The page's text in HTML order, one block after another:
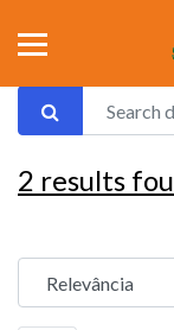
2 results